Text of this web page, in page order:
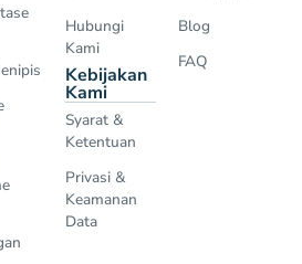
Hubungi
Kami
Kebijakan
Kami
Syarat &
Ketentuan
Privasi &
Keamanan
Data
Blog
FAQ